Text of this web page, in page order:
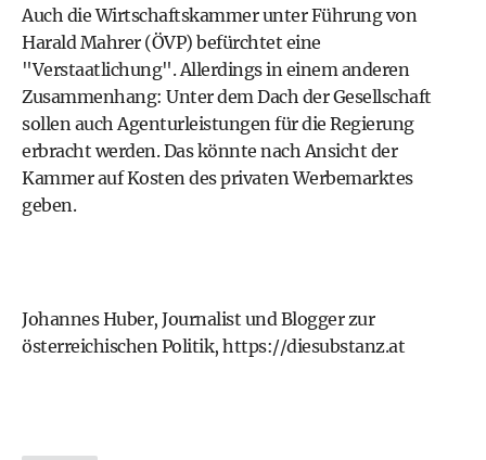
Auch die Wirtschaftskammer unter Führung von
Harald Mahrer (ÖVP) befürchtet eine
"Verstaatlichung". Allerdings in einem anderen
Zusammenhang: Unter dem Dach der Gesellschaft
sollen auch Agenturleistungen für die Regierung
erbracht werden. Das könnte nach Ansicht der
Kammer auf Kosten des privaten Werbemarktes
geben.
Johannes Huber, Journalist und Blogger zur
österreichischen Politik, https://diesubstanz.at